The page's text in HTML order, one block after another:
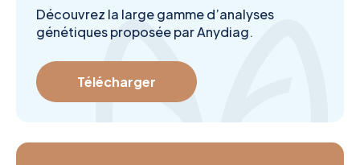
Découvrez la large gamme d’analyses
génétiques proposée par Anydiag.
Télécharger